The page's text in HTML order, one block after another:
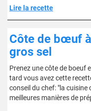
Lire la recette
Côte de bœuf
gros sel
Prenez une côte de boeuf
tard vous avez cette
conseil du chef: "la cuisine
meilleures manières de